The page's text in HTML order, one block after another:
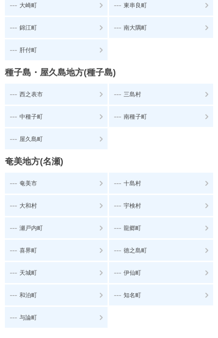
--- 大崎町 --- 東串良町
--- 錦江町 --- 南大隅町
--- 肝付町
種子島・屋久島地方(種子島)
--- 西之表市 --- 三島村
--- 中種子町 --- 南種子町
--- 屋久島町
奄美地方(名瀬)
--- 奄美市 --- 十島村
--- 大和村 --- 宇検村
--- 瀬戸内町 --- 龍郷町
--- 喜界町 --- 徳之島町
--- 天城町 --- 伊仙町
--- 和泊町 --- 知名町
--- 与論町